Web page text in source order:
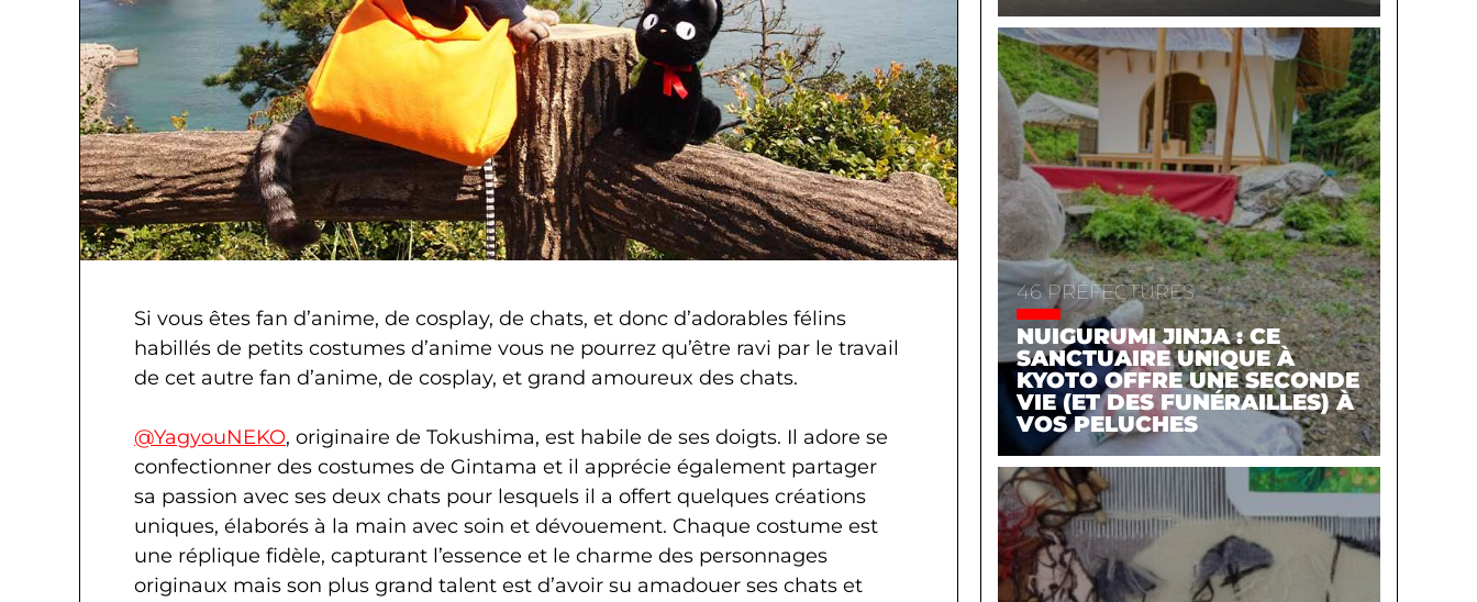
Si vous êtes fan d’anime, de cosplay, de chats, et donc d’adorables félins
habillés de petits costumes d’anime vous ne pourrez qu’être ravi par le travail
de cet autre fan d’anime, de cosplay, et grand amoureux des chats.
@YagyouNEKO, originaire de Tokushima, est habile de ses doigts. Il adore se
confectionner des costumes de Gintama et il apprécie également partager
sa passion avec ses deux chats pour lesquels il a offert quelques créations
uniques, élaborés à la main avec soin et dévouement. Chaque costume est
une réplique fidèle, capturant l’essence et le charme des personnages
originaux mais son plus grand talent est d’avoir su amadouer ses chats et
46 PRÉFECTURES
NUIGURUMI JINJA : CE
SANCTUAIRE UNIQUE À
KYOTO OFFRE UNE SECONDE
VIE (ET DES FUNÉRAILLES) À
VOS PELUCHES